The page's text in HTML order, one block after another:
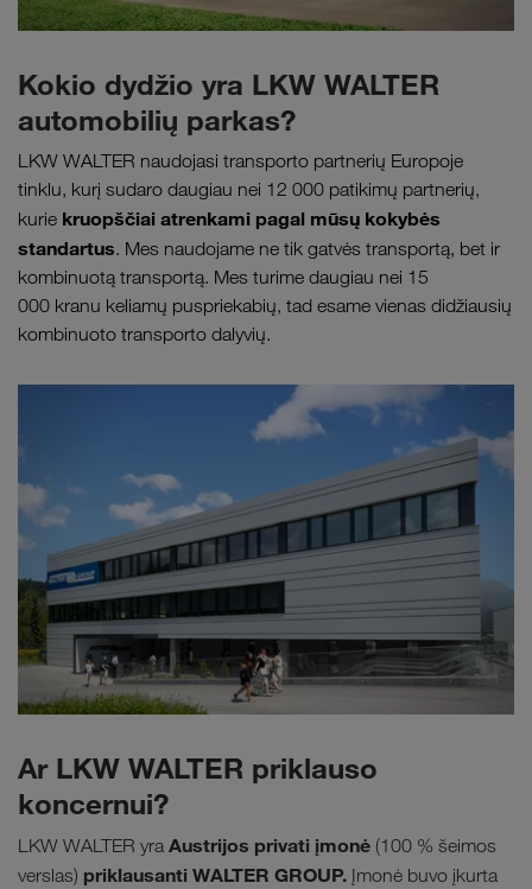
Kokio dydžio yra LKW WALTER
automobilių parkas?
LKW WALTER naudojasi transporto partnerių Europoje
tinklu, kurį sudaro daugiau nei 12 000 patikimų partnerių,
kurie kruopščiai atrenkami pagal mūsų kokybės
standartus. Mes naudojame ne tik gatvės transportą, bet ir
kombinuotą transportą. Mes turime daugiau nei 15
000 kranu keliamų puspriekabių, tad esame vienas didžiausių
kombinuoto transporto dalyvių.
Ar LKW WALTER priklauso
koncernui?
LKW WALTER yra Austrijos privati įmonė (100 % šeimos
verslas) priklausanti WALTER GROUP. Įmonė buvo įkurta